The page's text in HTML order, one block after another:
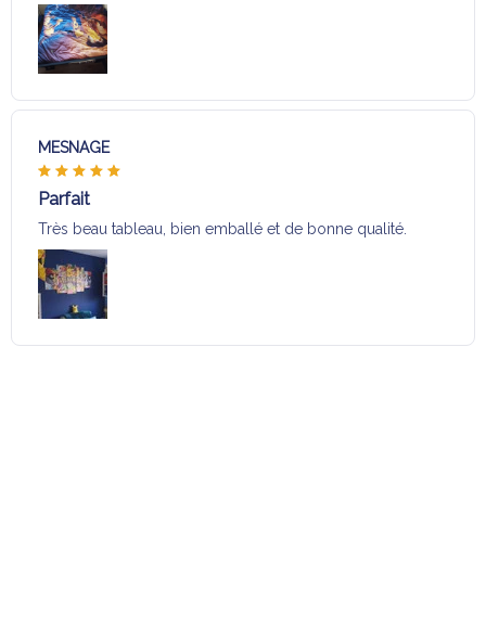
MESNAGE
Parfait
Très beau tableau, bien emballé et de bonne qualité.